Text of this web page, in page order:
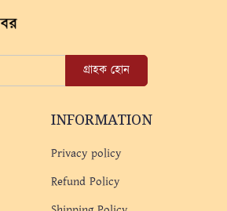
গ্রাহক হোন
INFORMATION
Privacy policy
Refund Policy